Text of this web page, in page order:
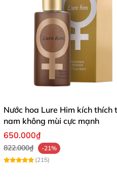
Nước hoa Lure Him kích thích
nam không mùi cực mạnh
650.000₫
822.000₫
-21%
(215)